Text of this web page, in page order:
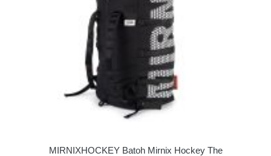
MIRNIXHOCKEY Batoh Mirnix Hockey The